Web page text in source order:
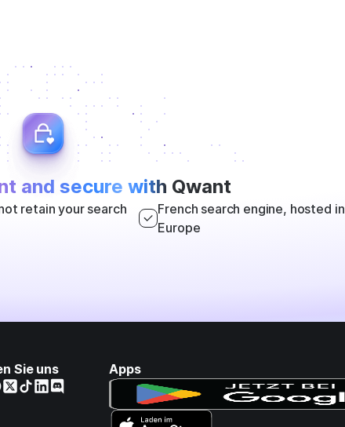
and secure with Qwant
retain your search
French search engine, hosted in
Europe
Sie uns Apps